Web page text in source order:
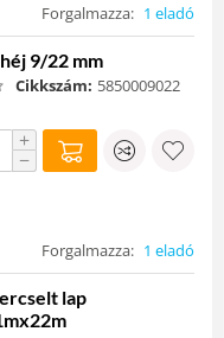
Forgalmazza: 1 eladó
9/22 mm
Cikkszám: 5850009022
+
−
Forgalmazza: 1 eladó
lap